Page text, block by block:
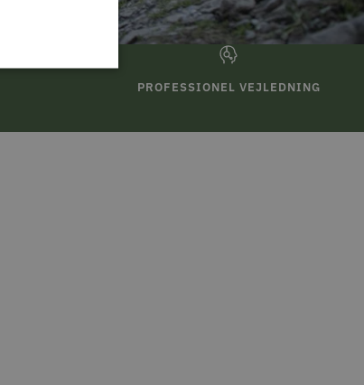
PROFESSIONEL VEJLEDNING